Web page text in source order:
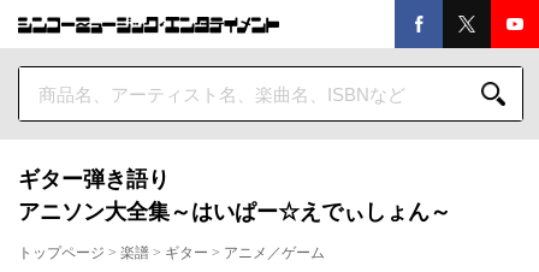
ギター弾き語り
アニソン大全集～はいぱー☆えでぃしょん～
トップページ > 楽譜 > ギター > アニメ／ゲーム